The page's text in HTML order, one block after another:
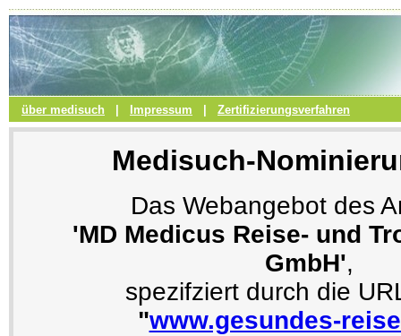
über medisuch Impressum Zertifizierungsverfahren
Medisuch-
Das Webangebot des
'MD Medicus Reise- und
GmbH',
spezifziert durch die
"www.gesundes-